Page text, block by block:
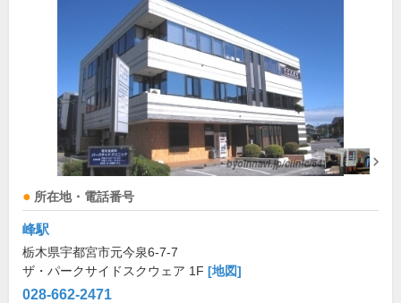
所在地・電話番号
峰駅
栃木県宇都宮市元今泉6-7-7
ザ・パークサイドスクウェア 1F [地図]
028-662-2471